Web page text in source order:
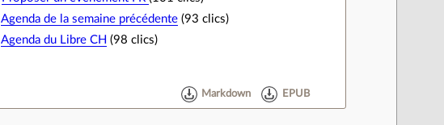
Agenda de la semaine précédente (93 clics)
Agenda du Libre CH (98 clics)
Markdown EPUB